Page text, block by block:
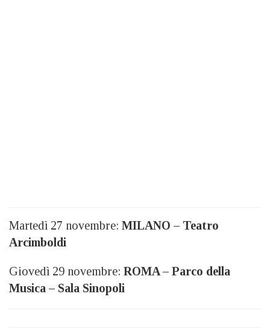
Martedì 27 novembre: MILANO – Teatro
Arcimboldi
Giovedì 29 novembre: ROMA – Parco della
Musica – Sala Sinopoli